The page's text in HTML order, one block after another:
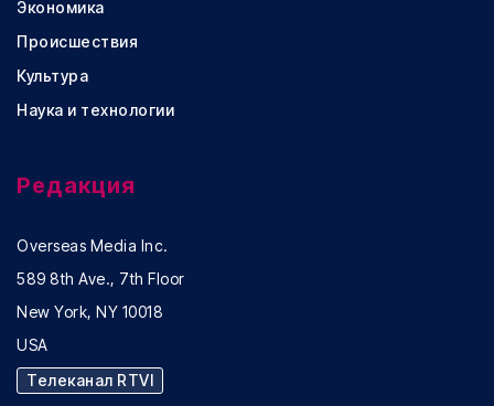
Экономика
Происшествия
Культура
Наука и технологии
Редакция
Overseas Media Inc.
589 8th Ave., 7th Floor
New York, NY 10018
USA
Телеканал RTVI